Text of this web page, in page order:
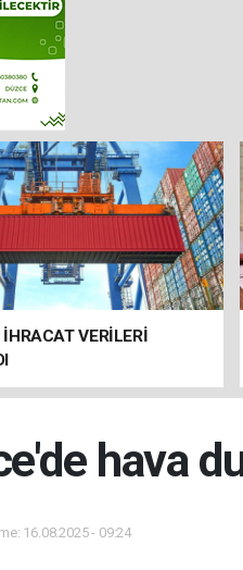
İHRACAT VERİLERİ
hava
16.08.2025 - 09:24